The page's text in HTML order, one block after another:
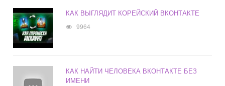
КАК ВЫГЛЯДИТ КОРЕЙСКИЙ ВКОНТАКТЕ
9964
КАК НАЙТИ ЧЕЛОВЕКА ВКОНТАКТЕ БЕЗ
ИМЕНИ